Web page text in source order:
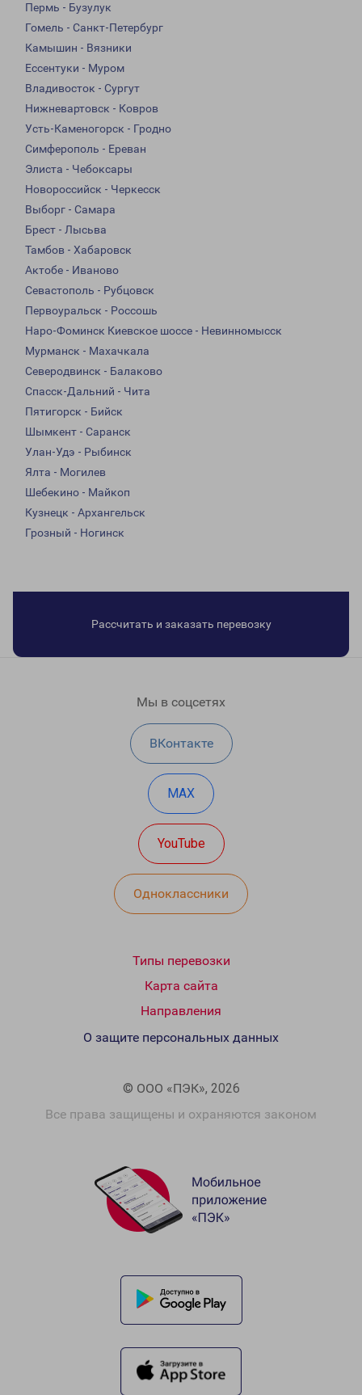
Пермь - Бузулук
Гомель - Санкт-Петербург
Камышин - Вязники
Ессентуки - Муром
Владивосток - Сургут
Нижневартовск - Ковров
Усть-Каменогорск - Гродно
Симферополь - Ереван
Элиста - Чебоксары
Новороссийск - Черкесск
Выборг - Самара
Брест - Лысьва
Тамбов - Хабаровск
Актобе - Иваново
Севастополь - Рубцовск
Первоуральск - Россошь
Наро-Фоминск Киевское шоссе - Невинномысск
Мурманск - Махачкала
Северодвинск - Балаково
Спасск-Дальний - Чита
Пятигорск - Бийск
Шымкент - Саранск
Улан-Удэ - Рыбинск
Ялта - Могилев
Шебекино - Майкоп
Кузнецк - Архангельск
Грозный - Ногинск
Рассчитать и заказать перевозку
Мы в соцсетях
ВКонтакте
MAX
YouTube
Одноклассники
Типы перевозки
Карта сайта
Направления
© ООО «ПЭК», 2026
Все права защищены и охраняются законом
О защите персональных данных